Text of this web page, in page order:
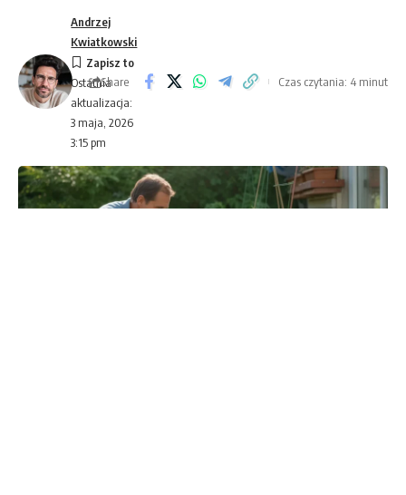
Ostatnia
aktualizacja:
3 maja, 2026
3:15 pm
Andrzej
Kwiatkowski
Share Czas czytania: 4 minut